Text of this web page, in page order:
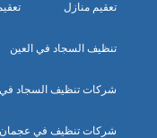
تعقيم منازل
تنظيف السجاد في العين
شركات تنظيف السجاد
شركات تنظيف في عجمان